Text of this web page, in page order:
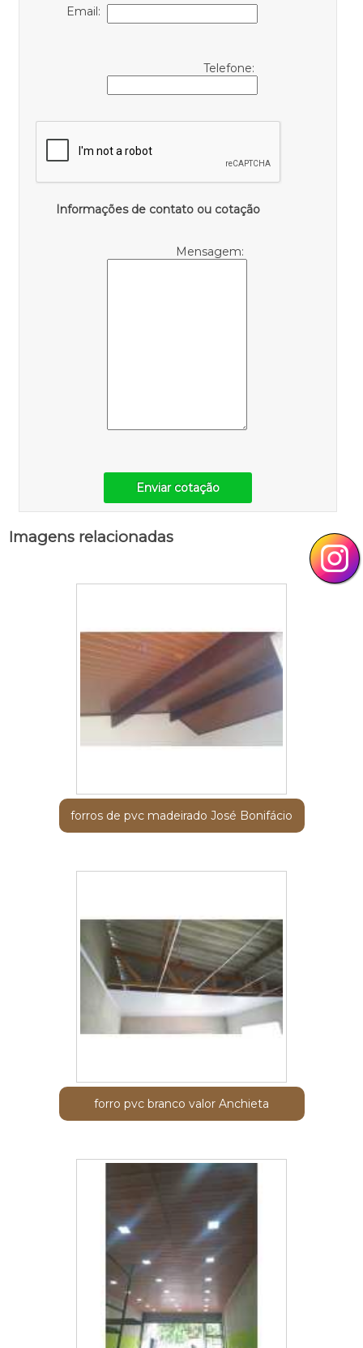
Email:
Telefone:
Informações de contato ou cotação
Mensagem:
Enviar cotação
Imagens relacionadas
forros de pvc madeirado José Bonifácio
forro pvc branco valor Anchieta